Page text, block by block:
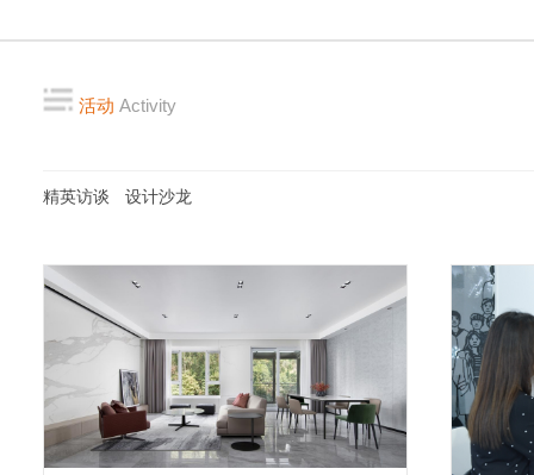
活动 Activity
精英访谈 设计沙龙